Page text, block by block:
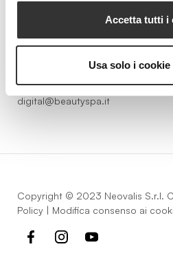
Accetta tutti i
Usa solo i
43058 Sorbolo Mezzani
P.IVA 03101820342
Phone+39.0521.1522840
digital@beautyspa.it
Copyright © 2023 Neovalis S.r.l.
Policy | Modifica consenso ai
facebookinstagramyoutube